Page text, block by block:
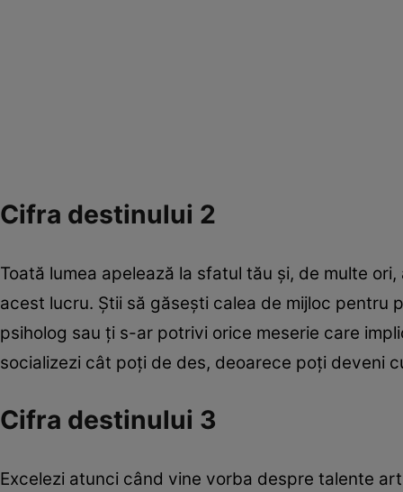
Cifra destinului 2
Toată lumea apelează la sfatul tău şi, de multe
acest lucru. Ştii să găseşti calea de mijloc pentru
psiholog sau ţi s-ar potrivi orice meserie care
socializezi cât poţi de des, deoarece poţi deveni
Cifra destinului 3
Excelezi atunci când vine vorba despre talente